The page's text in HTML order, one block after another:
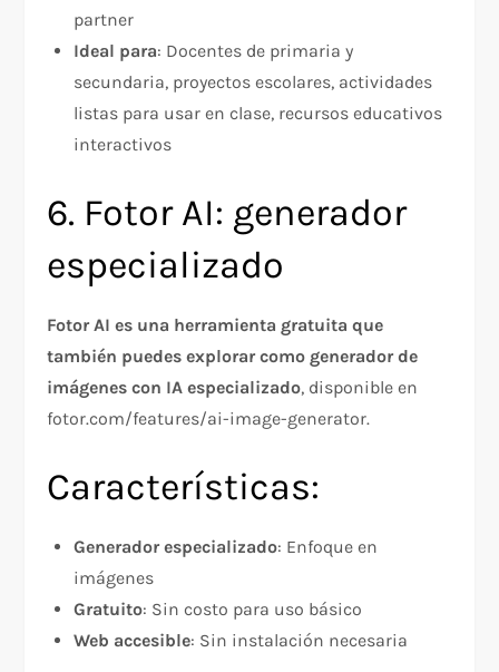
partner
Ideal para: Docentes de primaria y
secundaria, proyectos escolares, actividades
listas para usar en clase, recursos educativos
interactivos
6. Fotor AI: generador
especializado
Fotor AI es una herramienta gratuita que
también puedes explorar como generador de
imágenes con IA especializado, disponible en
fotor.com/features/ai-image-generator.
Características:
Generador especializado: Enfoque en
imágenes
Gratuito: Sin costo para uso básico
Web accesible: Sin instalación necesaria